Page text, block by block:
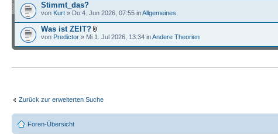
Stimmt_das?
von Kurt » Do 4. Jun 2026, 07:55 inAllgemeines
Was ist ZEIT?
von Predictor » Mi 1. Jul 2026, 13:34 inAndere Theorien
Zurück zur erweiterten Suche
Foren-Übersicht